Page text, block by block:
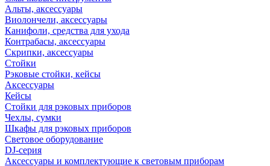
Альты, аксессуары
Виолончели, аксессуары
Канифоли, средства для ухода
Контрабасы, аксессуары
Скрипки, аксессуары
Стойки
Рэковые стойки, кейсы
Аксессуары
Кейсы
Стойки для рэковых приборов
Чехлы, сумки
Шкафы для рэковых приборов
Световое оборудование
DJ-серия
Аксессуары и комплектующие к световым приборам